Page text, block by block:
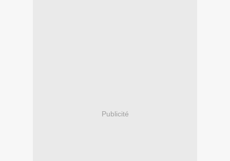
Publicité